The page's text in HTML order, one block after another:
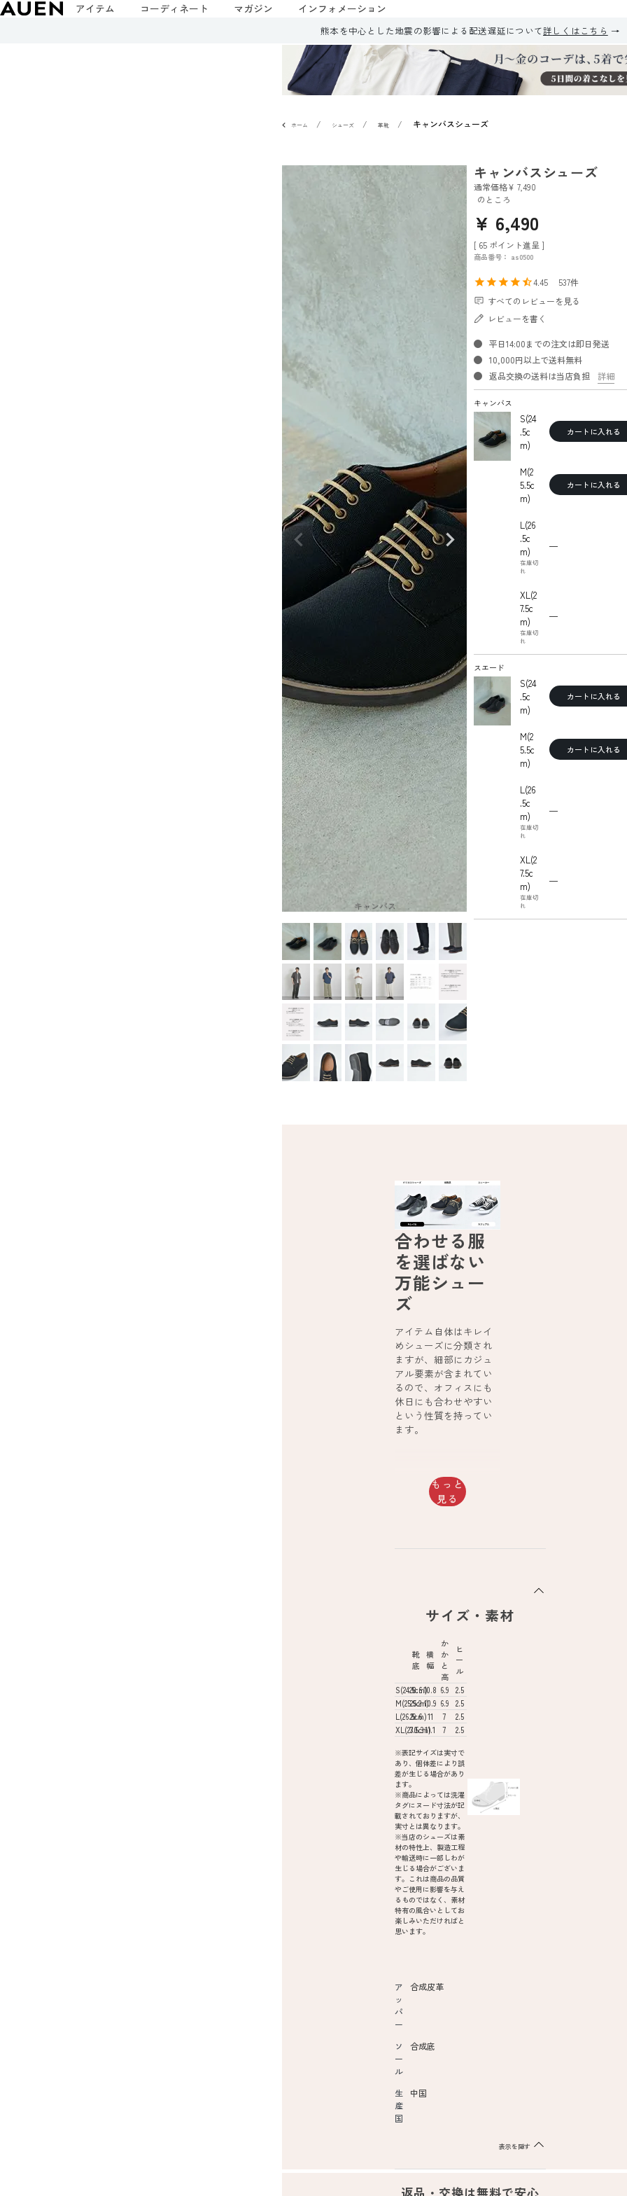
アイテム コーディネート マガジン インフォメーション
熊本を中心とした地震の影響による配送遅延について詳しくはこちら
ホーム シューズ 革靴 キャンバスシューズ
キャンバス
キャンバスシューズ
通常価格¥ 7,490
のところ
¥ 6,490
[ 65 ポイント進呈 ]
商品番号 as0500
4.45
537
すべてのレビューを見る
レビューを書く
平日14:00までの注文は即日発送
10,000円以上で送料無料
返品交換の送料は当店負担
詳細
キャンバス
S(24
.5c
m)
カートに入れる
M(2
5.5c
m)
カートに入れる
L(26
.5c
m)
在庫切
れ
—
XL(2
7.5c
m)
在庫切
れ
—
スエード
S(24
.5c
m)
カートに入れる
M(2
5.5c
m)
カートに入れる
L(26
.5c
m)
在庫切
れ
—
XL(2
7.5c
m)
在庫切
れ
—
合わせる服
を選ばない
万能シュー
ズ
アイテム自体はキレイ
めシューズに分類され
ますが、細部にカジュ
アル要素が含まれてい
るので、オフィスにも
休日にも合わせやすい
という性質を持ってい
ます。
もっと
見る
サイズ・素材
靴
底
横
幅
か
か
と
高
ヒ
ー
ル
S(24.5cm)
28.610.8 6.9
2.5
M(25.5cm)
29.2 10.9 6.9
2.5
L(26.5cm)
29.6 11 7
2.5
XL(27.5cm)
30.311.1 7 2.5
※表記サイズは実寸で
あり、個体差により誤
差が生じる場合があり
ます。
※商品によっては洗濯
タグにヌード寸法が記
載されておりますが、
実寸とは異なります。
※当店のシューズは素
材の特性上、製造工程
や輸送時に一部しわが
生じる場合がございま
す。これは商品の品質
やご使用に影響を与え
るものではなく、素材
特有の風合いとしてお
楽しみいただければと
思います。
ア
ッ
パ
ー
合成皮革
ソ
ー
ル
合成底
生
産
国
中国
表示を隠す
返品・交換は無料で安心